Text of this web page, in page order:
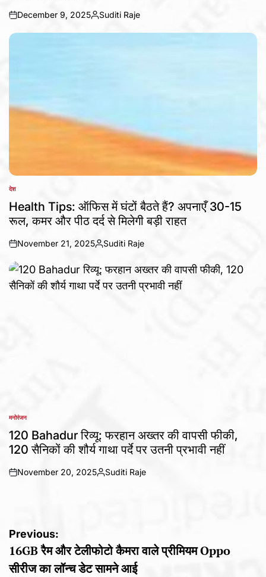
on
December 9, 2025
Posted
by
Suditi Raje
POSTED
IN
देश
Health Tips: ऑफिस में घंटों बैठते हैं? अपनाएँ 30-15
रूल, कमर और पीठ दर्द से मिलेगी बड़ी राहत
on
November 21, 2025
Posted
Suditi Raje
POSTED
IN
मनोरंजन
120 Bahadur रिव्यू: फरहान अख्तर की वापसी फीकी,
120 सैनिकों की शौर्य गाथा पर्दे पर उतनी प्रभावी नहीं
on
November 20, 2025
Posted
Suditi Raje
Post
navigation
Previous:
16GB रैम और टेलीफोटो कैमरा वाले प्रीमियम Oppo
सीरीज का लॉन्च डेट सामने आई